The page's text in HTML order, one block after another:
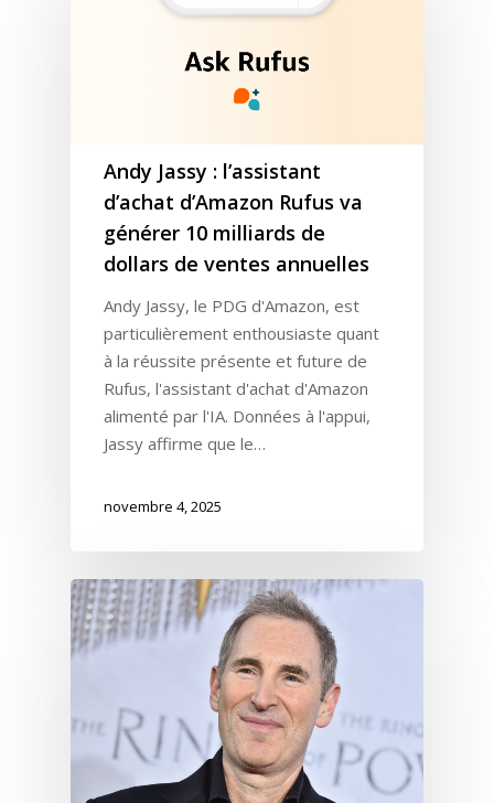
Andy Jassy : l’assistant
d’achat d’Amazon Rufus va
générer 10 milliards de
dollars de ventes annuelles
Andy Jassy, le PDG d'Amazon, est
particulièrement enthousiaste quant
à la réussite présente et future de
Rufus, l'assistant d'achat d'Amazon
alimenté par l'IA. Données à l'appui,
Jassy affirme que le…
novembre 4, 2025